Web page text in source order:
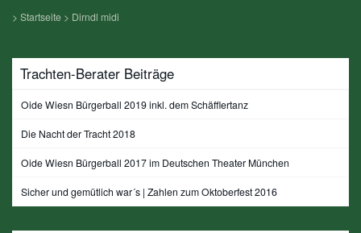
> Startseite > Dirndl midi
Trachten-Berater Beiträge
Oide Wiesn Bürgerball 2019 inkl. dem Schäfflertanz
Die Nacht der Tracht 2018
Oide Wiesn Bürgerball 2017 im Deutschen Theater München
Sicher und gemütlich war´s | Zahlen zum Oktoberfest 2016